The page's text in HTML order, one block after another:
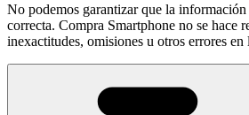
No podemos garantizar que la información
correcta. Compra Smartphone no se hace
inexactitudes, omisiones u otros errores